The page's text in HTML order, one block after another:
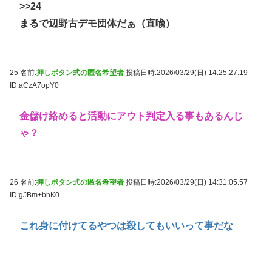
>>24
まるで辺野古デモ団体だぁ（直喩）
25 名前:押しボタン式の匿名希望者 投稿日時:2026/03/29(日) 14:25:27.19
ID:aCzA7opY0
金儲け絡めると活動にアウト判定入る事もあるんじ
ゃ？
26 名前:押しボタン式の匿名希望者 投稿日時:2026/03/29(日) 14:31:05.57
ID:gJBm+bhK0
これ身に付けてるやつは殺してもいいって事だな